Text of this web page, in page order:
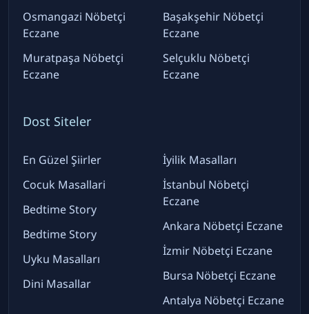
Osmangazi Nöbetçi
Eczane
Muratpaşa Nöbetçi
Eczane
Başakşehir Nöbetçi
Eczane
Selçuklu Nöbetçi
Eczane
Dost Siteler
En Güzel Şiirler
Cocuk Masallari
Bedtime Story
Bedtime Story
Uyku Masalları
Dini Masallar
İyilik Masalları
İstanbul Nöbetçi
Eczane
Ankara Nöbetçi Eczane
İzmir Nöbetçi Eczane
Bursa Nöbetçi Eczane
Antalya Nöbetçi Eczane